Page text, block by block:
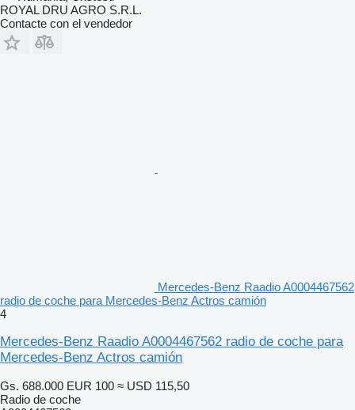
ROYAL DRU AGRO S.R.L.
Contacte con el vendedor
Mercedes-Benz Raadio A0004467562
radio de coche para Mercedes-Benz Actros camión
4
Mercedes-Benz Raadio A0004467562 radio de coche para
Mercedes-Benz Actros camión
Gs. 688.000 EUR 100 ≈ USD 115,50
Radio de coche